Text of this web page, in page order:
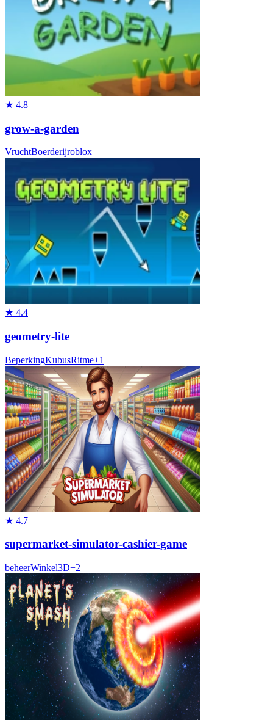
★ 4.8
grow-a-garden
VruchtBoerderijroblox
★ 4.4
geometry-lite
BeperkingKubusRitme+1
★ 4.7
supermarket-simulator-cashier-game
beheerWinkel3D+2